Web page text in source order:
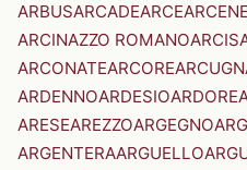
ARBUSARCADEARCEARCENE
ARCINAZZO ROMANO
ARCONATEARCORE
ARDENNOARDESIOARDORE
ARESEAREZZOARGEGNO
ARGENTERAARGUELLO